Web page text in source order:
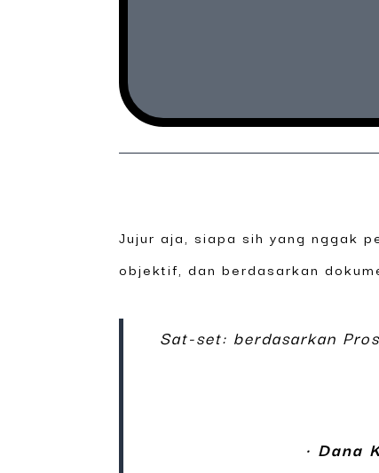
Jujur aja, siapa sih yang nggak
objektif, dan berdasarkan
Sat-set: berdasarkan
• Dana